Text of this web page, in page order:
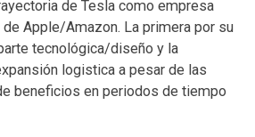
de Tesla como empresa
Apple/Amazon. La primera por su
tecnológica/diseño y la
logistica a pesar de las
beneficios en periodos de tiempo